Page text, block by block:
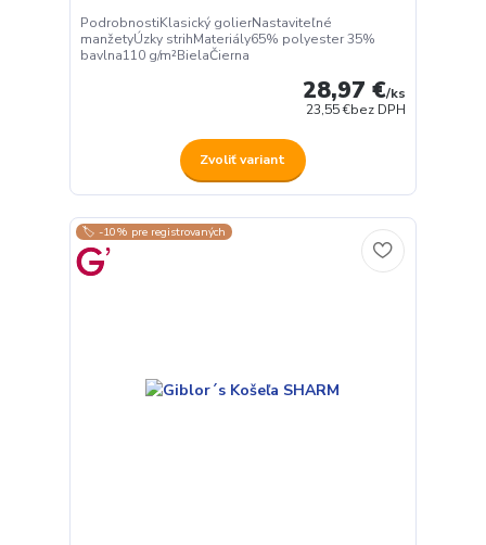
PodrobnostiKlasický golierNastaviteľné
manžetyÚzky strihMateriály65% polyester 35%
bavlna110 g/m²BielaČierna
28,97 €/ks
23,55 €bez DPH
Zvoliť variant
🏷️ -10% pre registrovaných